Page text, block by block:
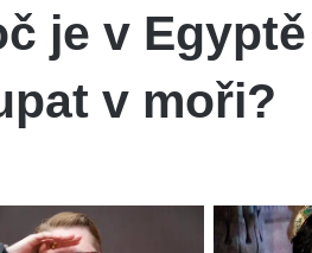
je v
v moři?